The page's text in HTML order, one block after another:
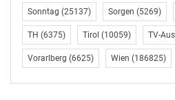
Meinungsforschungsinstitute
aus 2015/2016 reihte
Händehygiene-Kultur nur auf
zentrale Indikator war in der
Sonntag (25137) Sorgen (5269)
TH (6375) Tirol (10059) TV-
Vorarlberg (6625) Wien (186825)